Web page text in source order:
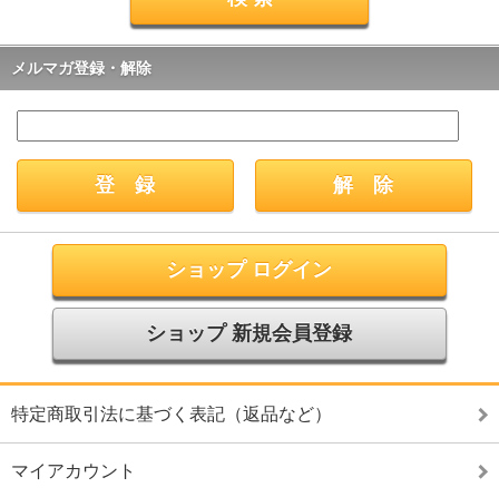
メルマガ登録・解除
ショップ ログイン
ショップ 新規会員登録
特定商取引法に基づく表記（返品など）
マイアカウント